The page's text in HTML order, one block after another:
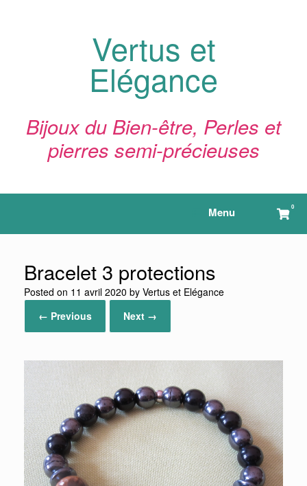
Vertus et
Elégance
Bijoux du Bien-être, Perles et
pierres semi-précieuses
Menu View
cart
0
Bracelet 3 protections
Posted on 11 avril 2020 by Vertus et Elégance
← Previous
Next →